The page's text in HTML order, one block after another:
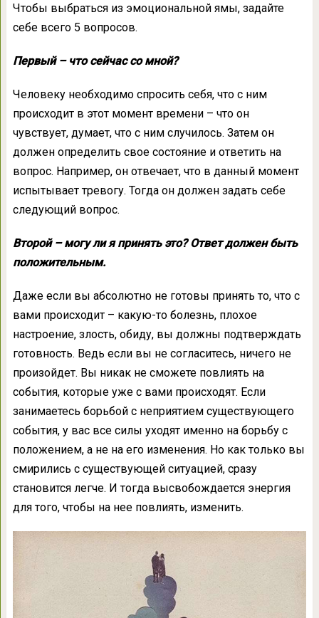
Чтобы выбраться из эмоциональной ямы, задайте
себе всего 5 вопросов.
Первый – что сейчас со мной?
Человеку необходимо спросить себя, что с ним
происходит в этот момент времени – что он
чувствует, думает, что с ним случилось. Затем он
должен определить свое состояние и ответить на
вопрос. Например, он отвечает, что в данный момент
испытывает тревогу. Тогда он должен задать себе
следующий вопрос.
Второй – могу ли я принять это? Ответ должен быть
положительным.
Даже если вы абсолютно не готовы принять то, что с
вами происходит – какую-то болезнь, плохое
настроение, злость, обиду, вы должны подтверждать
готовность. Ведь если вы не согласитесь, ничего не
произойдет. Вы никак не сможете повлиять на
события, которые уже с вами происходят. Если
занимаетесь борьбой с неприятием существующего
события, у вас все силы уходят именно на борьбу с
положением, а не на его изменения. Но как только вы
смирились с существующей ситуацией, сразу
становится легче. И тогда высвобождается энергия
для того, чтобы на нее повлиять, изменить.